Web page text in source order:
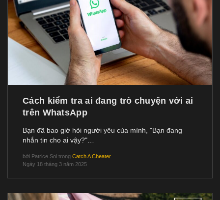
Cách kiểm tra ai đang trò chuyện với ai
trên WhatsApp
Bạn đã bao giờ hỏi người yêu của mình, "Bạn đang
nhắn tin cho ai vậy?"…
bởi Patrice Sol trong Catch A Cheater
Ngày 18 tháng 3 năm 2025